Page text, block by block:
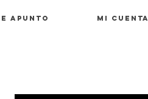
APUNTO Mi cuenta